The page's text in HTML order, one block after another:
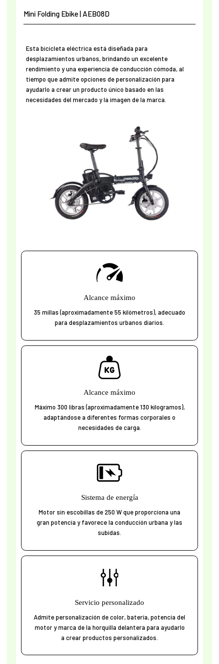
Mini Folding Ebike | AEB08D
Esta bicicleta eléctrica está diseñada para
desplazamientos urbanos, brindando un excelente
rendimiento y una experiencia de conducción cómoda, al
tiempo que admite opciones de personalización para
ayudarlo a crear un producto único basado en las
necesidades del mercado y la imagen de la marca.
Alcance máximo
35 millas (aproximadamente 55 kilómetros), adecuado
para desplazamientos urbanos diarios.
Alcance máximo
Máximo 300 libras (aproximadamente 130 kilogramos),
adaptándose a diferentes formas corporales o
necesidades de carga.
Sistema de energía
Motor sin escobillas de 250 W que proporciona una
gran potencia y favorece la conducción urbana y las
subidas.
Servicio personalizado
Admite personalización de color, batería, potencia del
motor y marca de la horquilla delantera para ayudarlo
a crear productos personalizados.